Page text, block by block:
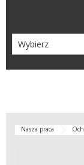
Nasza praca